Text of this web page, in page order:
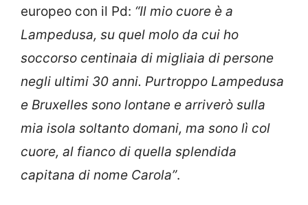
europeo con il Pd: “Il mio cuore è a
Lampedusa, su quel molo da cui ho
soccorso centinaia di migliaia di persone
negli ultimi 30 anni. Purtroppo Lampedusa
e Bruxelles sono lontane e arriverò sulla
mia isola soltanto domani, ma sono lì col
cuore, al fianco di quella splendida
capitana di nome Carola”.